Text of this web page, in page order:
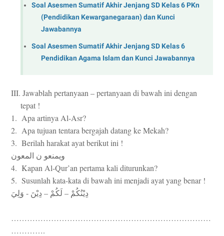
Soal Asesmen Sumatif Akhir Jenjang SD Kelas 6 PKn
(Pendidikan Kewarganegaraan) dan Kunci
Jawabannya
Soal Asesmen Sumatif Akhir Jenjang SD Kelas 6
Pendidikan Agama Islam dan Kunci Jawabannya
III. Jawablah pertanyaan – pertanyaan di bawah ini dengan
tepat !
1. Apa artinya Al-Asr?
2. Apa tujuan tentara bergajah datang ke Mekah?
3. Berilah harakat ayat berikut ini !
ويمنعو ن المعون
4. Kapan Al-Qur’an pertama kali diturunkan?
5. Susunlah kata-kata di bawah ini menjadi ayat yang benar !
دِيْنُكُمْ –لَكُمْ – دِيْنَ - وَلِيَ
…………………………………………………………………
………….